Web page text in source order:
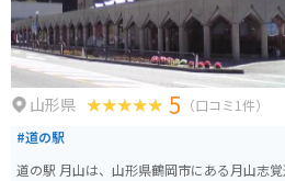
山形県 5 （口コミ1件）
#道の駅
道の駅 月山は、山形県鶴岡市にある月山志